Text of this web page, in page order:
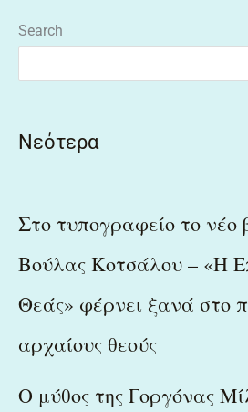
Search
Νεότερα
Στο τυπογραφείο το νέο
Βούλας Κοτσάλου – «Η
Θεάς» φέρνει ξανά στο
αρχαίους θεούς
Ο μύθος της Γοργόνας